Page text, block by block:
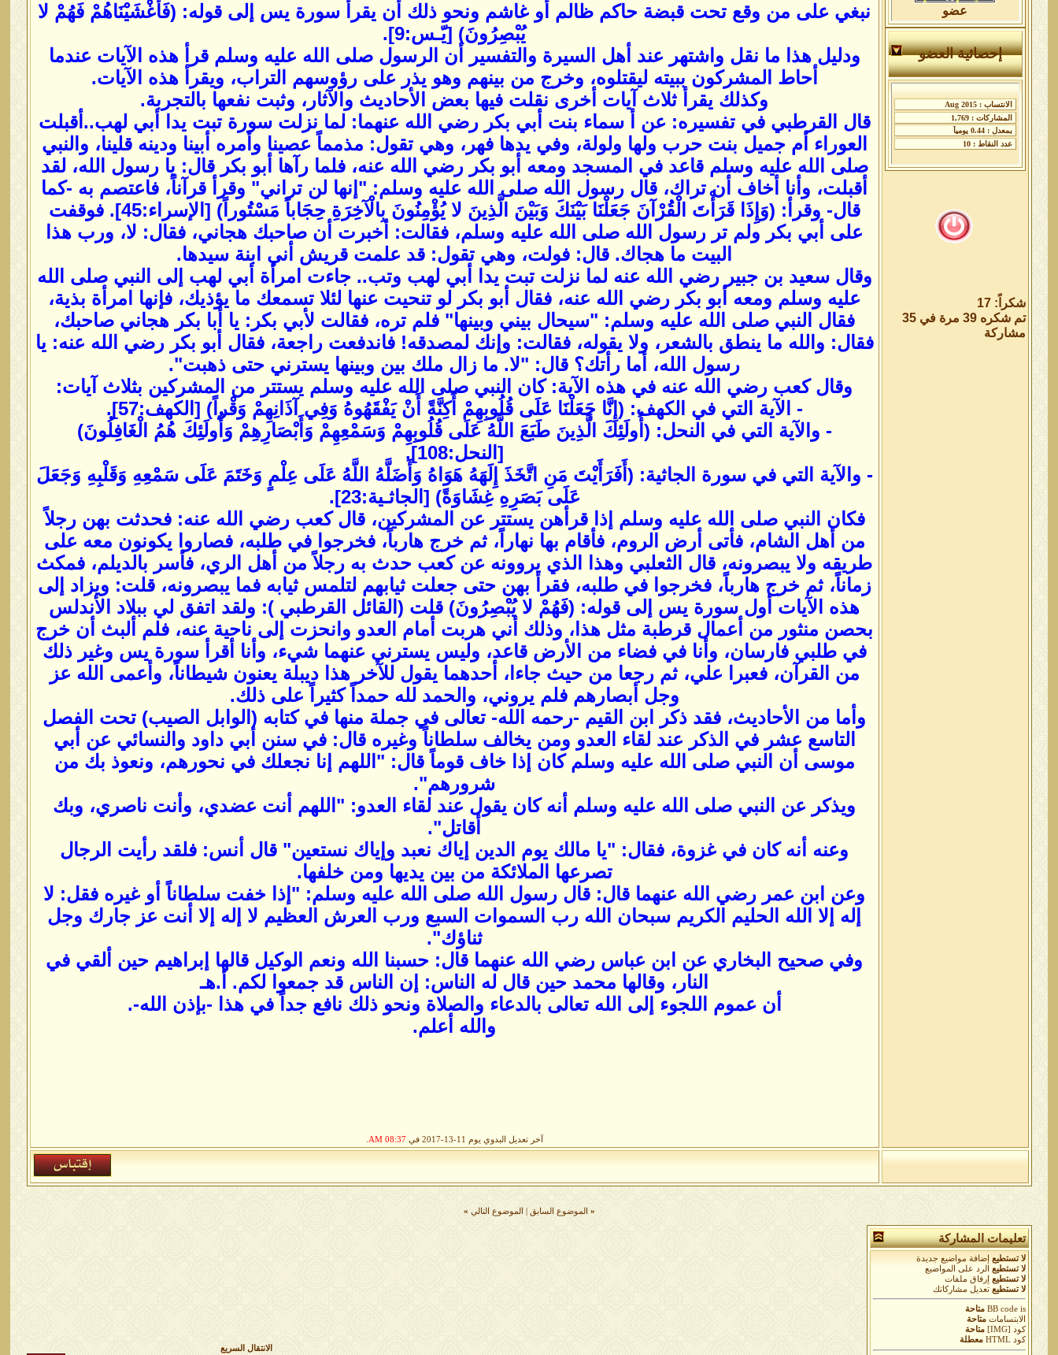
عضو
إحصائية العضو
شكراً: 17
تم شكره 39 مرة في 35
مشاركة
نبغي على من وقع تحت قبضة حاكم ظالم أو غاشم ونحو ذلك أن يقرأ سورة يس إلى قوله: (فَأَغْشَيْنَاهُمْ فَهُمْ لا
يُبْصِرُونَ) [يّـس:9].
ودليل هذا ما نقل واشتهر عند أهل السيرة والتفسير أن الرسول صلى الله عليه وسلم قرأ هذه الآيات عندما
أحاط المشركون ببيته ليقتلوه، وخرج من بينهم وهو يذر على رؤوسهم التراب، ويقرأ هذه الآيات.
وكذلك يقرأ ثلاث آيات أخرى نقلت فيها بعض الأحاديث والآثار، وثبت نفعها بالتجربة.
قال القرطبي في تفسيره: عن أ سماء بنت أبي بكر رضي الله عنهما: لما نزلت سورة تبت يدا أبي لهب..أقبلت
العوراء أم جميل بنت حرب ولها ولولة، وفي يدها فهر، وهي تقول: مذمماً عصينا وأمره أبينا ودينه قلينا، والنبي
صلى الله عليه وسلم قاعد في المسجد ومعه أبو بكر رضي الله عنه، فلما رآها أبو بكر قال: يا رسول الله، لقد
أقبلت، وأنا أخاف أن تراك، قال رسول الله صلى الله عليه وسلم: "إنها لن تراني" وقرأ قرآناً، فاعتصم به -كما
قال- وقرأ: (وَإِذَا قَرَأْتَ الْقُرْآنَ جَعَلْنَا بَيْنَكَ وَبَيْنَ الَّذِينَ لا يُؤْمِنُونَ بِالْآخِرَةِ حِجَاباً مَسْتُوراً) [الإسراء:45]. فوقفت
على أبي بكر ولم تر رسول الله صلى الله عليه وسلم، فقالت: أخبرت أن صاحبك هجاني، فقال: لا، ورب هذا
البيت ما هجاك. قال: فولت، وهي تقول: قد علمت قريش أني ابنة سيدها.
وقال سعيد بن جبير رضي الله عنه لما نزلت تبت يدا أبي لهب وتب.. جاءت امرأة أبي لهب إلى النبي صلى الله
عليه وسلم ومعه أبو بكر رضي الله عنه، فقال أبو بكر لو تنحيت عنها لئلا تسمعك ما يؤذيك، فإنها امرأة بذية،
فقال النبي صلى الله عليه وسلم: "سيحال بيني وبينها" فلم تره، فقالت لأبي بكر: يا أبا بكر هجاني صاحبك،
فقال: والله ما ينطق بالشعر، ولا يقوله، فقالت: وإنك لمصدقه! فاندفعت راجعة، فقال أبو بكر رضي الله عنه: يا
رسول الله، أما رأتك؟ قال: "لا. ما زال ملك بين وبينها يسترني حتى ذهبت".
وقال كعب رضي الله عنه في هذه الآية: كان النبي صلى الله عليه وسلم يستتر من المشركين بثلاث آيات:
- الآية التي في الكهف: (إِنَّا جَعَلْنَا عَلَى قُلُوبِهِمْ أَكِنَّةً أَنْ يَفْقَهُوهُ وَفِي آذَانِهِمْ وَقْراً) [الكهف:57].
- والآية التي في النحل: (أُولَئِكَ الَّذِينَ طَبَعَ اللَّهُ عَلَى قُلُوبِهِمْ وَسَمْعِهِمْ وَأَبْصَارِهِمْ وَأُولَئِكَ هُمُ الْغَافِلُونَ)
[النحل:108].
- والآية التي في سورة الجاثية: (أَفَرَأَيْتَ مَنِ اتَّخَذَ إِلَهَهُ هَوَاهُ وَأَضَلَّهُ اللَّهُ عَلَى عِلْمٍ وَخَتَمَ عَلَى سَمْعِهِ وَقَلْبِهِ وَجَعَلَ
عَلَى بَصَرِهِ غِشَاوَةً) [الجاثـية:23].
فكان النبي صلى الله عليه وسلم إذا قرأهن يستتر عن المشركين، قال كعب رضي الله عنه: فحدثت بهن رجلاً
من أهل الشام، فأتى أرض الروم، فأقام بها نهاراً، ثم خرج هارباً، فخرجوا في طلبه، فصاروا يكونون معه على
طريقه ولا يبصرونه، قال الثعلبي وهذا الذي يروونه عن كعب حدث به رجلاً من أهل الري، فأسر بالديلم، فمكث
زماناً، ثم خرج هارباً، فخرجوا في طلبه، فقرأ بهن حتى جعلت ثيابهم لتلمس ثيابه فما يبصرونه، قلت: ويزاد إلى
هذه الآيات أول سورة يس إلى قوله: (فَهُمْ لا يُبْصِرُونَ) قلت (القائل القرطبي ): ولقد اتفق لي ببلاد الأندلس
بحصن منثور من أعمال قرطبة مثل هذا، وذلك أني هربت أمام العدو وانحزت إلى ناحية عنه، فلم ألبث أن خرج
في طلبي فارسان، وأنا في فضاء من الأرض قاعد، وليس يسترني عنهما شيء، وأنا أقرأ سورة يس وغير ذلك
من القرآن، فعبرا علي، ثم رجعا من حيث جاءا، أحدهما يقول للآخر هذا ديبلة يعنون شيطاناً، وأعمى الله عز
وجل أبصارهم فلم يروني، والحمد لله حمداً كثيراً على ذلك.
وأما من الأحاديث، فقد ذكر ابن القيم -رحمه الله- تعالى في جملة منها في كتابه (الوابل الصيب) تحت الفصل
التاسع عشر في الذكر عند لقاء العدو ومن يخالف سلطاناً وغيره قال: في سنن أبي داود والنسائي عن أبي
موسى أن النبي صلى الله عليه وسلم كان إذا خاف قوماً قال: "اللهم إنا نجعلك في نحورهم، ونعوذ بك من
شرورهم".
ويذكر عن النبي صلى الله عليه وسلم أنه كان يقول عند لقاء العدو: "اللهم أنت عضدي، وأنت ناصري، وبك
أقاتل".
وعنه أنه كان في غزوة، فقال: "يا مالك يوم الدين إياك نعبد وإياك نستعين" قال أنس: فلقد رأيت الرجال
تصرعها الملائكة من بين يديها ومن خلفها.
وعن ابن عمر رضي الله عنهما قال: قال رسول الله صلى الله عليه وسلم: "إذا خفت سلطاناً أو غيره فقل: لا
إله إلا الله الحليم الكريم سبحان الله رب السموات السبع ورب العرش العظيم لا إله إلا أنت عز جارك وجل
ثناؤك".
وفي صحيح البخاري عن ابن عباس رضي الله عنهما قال: حسبنا الله ونعم الوكيل قالها إبراهيم حين ألقي في
النار، وقالها محمد حين قال له الناس: إن الناس قد جمعوا لكم. أ.هـ
أن عموم اللجوء إلى الله تعالى بالدعاء والصلاة ونحو ذلك نافع جداً في هذا -بإذن الله-.
والله أعلم.
آخر تعديل البدوي يوم 11-13-2017 في 08:37 AM
« الموضوع السابق الموضوع التالي »
تعليمات المشاركة
لا تستطيع
إضافة مواضيع جديدة
لا تستطيع
الرد على المواضيع
لا تستطيع
إرفاق ملفات
لا تستطيع تعديل مشاركاتك
BB codeis
متاحة
الابتسامات متاحة
كود [IMG]
متاحة
كود HTML
معطلة
الانتقال السريع